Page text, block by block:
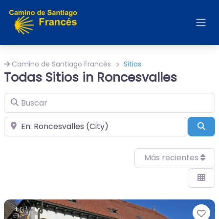
Camino de Santiago Francés Sitios
Todas Sitios in Roncesvalles
Buscar
Cerca de
Más recientes